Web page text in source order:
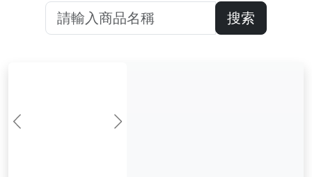
搜索
前一张 下一张